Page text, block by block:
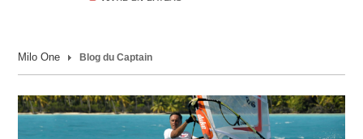
Carnets de Voyage
Actualités
Milo One Blog du Captain